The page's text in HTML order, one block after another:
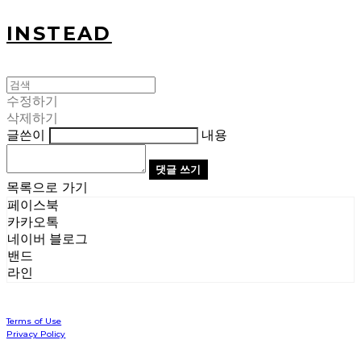
INSTEAD
수정하기
삭제하기
글쓴이
내용
댓글 쓰기
목록으로 가기
페이스북
카카오톡
네이버 블로그
밴드
라인
Terms of Use
Privacy Policy